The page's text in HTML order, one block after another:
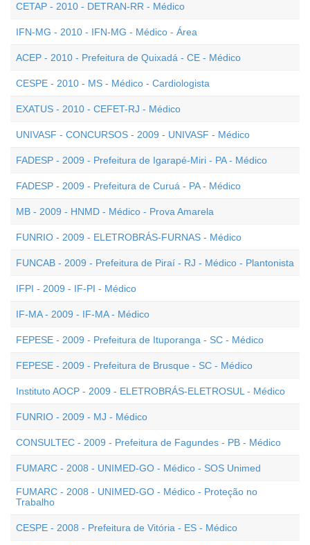
CETAP - 2010 - DETRAN-RR - Médico
IFN-MG - 2010 - IFN-MG - Médico - Área
ACEP - 2010 - Prefeitura de Quixadá - CE - Médico
CESPE - 2010 - MS - Médico - Cardiologista
EXATUS - 2010 - CEFET-RJ - Médico
UNIVASF - CONCURSOS - 2009 - UNIVASF - Médico
FADESP - 2009 - Prefeitura de Igarapé-Miri - PA - Médico
FADESP - 2009 - Prefeitura de Curuá - PA - Médico
MB - 2009 - HNMD - Médico - Prova Amarela
FUNRIO - 2009 - ELETROBRÁS-FURNAS - Médico
FUNCAB - 2009 - Prefeitura de Piraí - RJ - Médico - Plantonista
IFPI - 2009 - IF-PI - Médico
IF-MA - 2009 - IF-MA - Médico
FEPESE - 2009 - Prefeitura de Ituporanga - SC - Médico
FEPESE - 2009 - Prefeitura de Brusque - SC - Médico
Instituto AOCP - 2009 - ELETROBRÁS-ELETROSUL - Médico
FUNRIO - 2009 - MJ - Médico
CONSULTEC - 2009 - Prefeitura de Fagundes - PB - Médico
FUMARC - 2008 - UNIMED-GO - Médico - SOS Unimed
FUMARC - 2008 - UNIMED-GO - Médico - Proteção no
Trabalho
CESPE - 2008 - Prefeitura de Vitória - ES - Médico